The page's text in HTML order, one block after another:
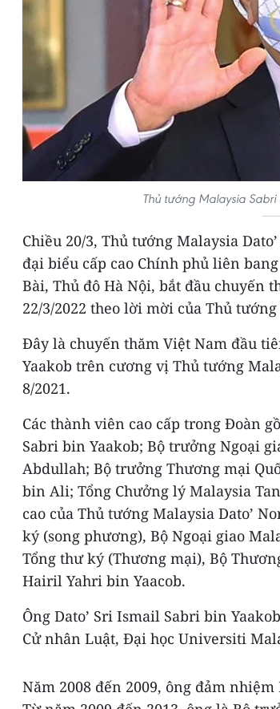
Thủ tướng Malaysia Sabri
Chiều 20/3, Thủ tướng Malaysia
đại biểu cấp cao Chính phủ liên
Bài, Thủ đô Hà Nội, bắt đầu chuyến
22/3/2022 theo lời mời của Thủ
Đây là chuyến thăm Việt Nam đầu
Yaakob trên cương vị Thủ tướng
8/2021.
Các thành viên cao cấp trong Đoàn
Sabri bin Yaakob; Bộ trưởng Ngoại
Abdullah; Bộ trưởng Thương mại
bin Ali; Tổng Chưởng lý Malaysia
cao của Thủ tướng Malaysia Dato’
ký (song phương), Bộ Ngoại giao
Tổng thư ký (Thương mại), Bộ
Hairil Yahri bin Yaacob.
Ông Dato’ Sri Ismail Sabri bin
Cử nhân Luật, Đại học Universiti
Năm 2008 đến 2009, ông đảm